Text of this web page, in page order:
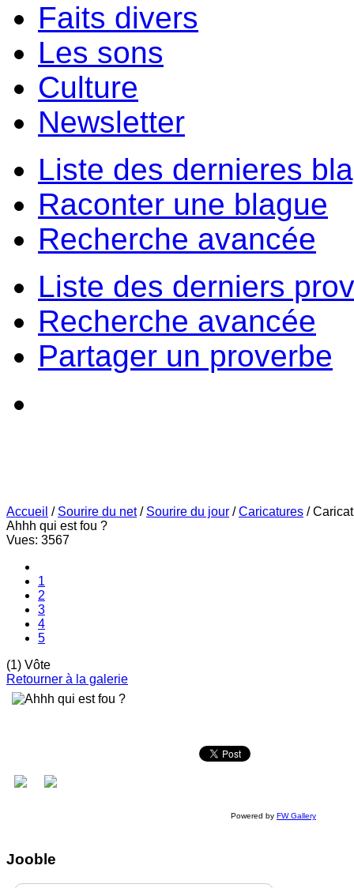
Faits divers
Les sons
Culture
Newsletter
Liste des dernieres
Raconter une blague
Recherche avancée
Liste des derniers
Recherche avancée
Partager un proverbe
Accueil / Sourire du net / Sourire du jour /Caricatures /
Ahhh qui est fou ?
Vues: 3567
1
2
3
4
5
(1) Vôte
Retourner à la galerie
Powered by FW Gallery
Jooble